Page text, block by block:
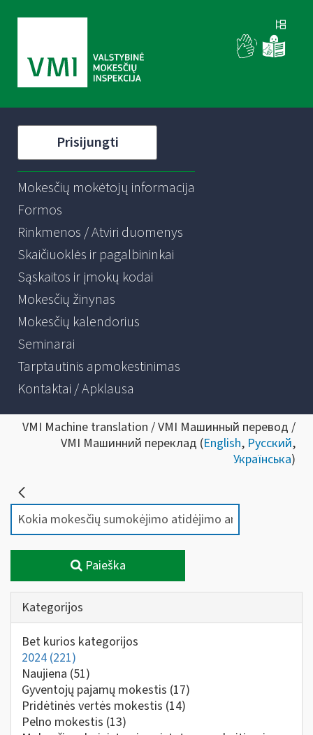
Prisijungti
Mokesčių mokėtojų informacija
Formos
Rinkmenos / Atviri duomenys
Skaičiuoklės ir pagalbininkai
Sąskaitos ir įmokų kodai
Mokesčių žinynas
Mokesčių kalendorius
Seminarai
Tarptautinis apmokestinimas
Kontaktai / Apklausa
VMI Machine translation / VMI Машинный перевод /
VMI Машинний переклад (English, Русский,
Українська)
Paieška
Kategorijos
Bet kurios kategorijos
2024 (221)
Naujiena (51)
Gyventojų pajamų mokestis (17)
Pridėtinės vertės mokestis (14)
Pelno mokestis (13)